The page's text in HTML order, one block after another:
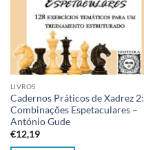
LIVROS
Cadernos Práticos de Xadrez 2:
Combinações Espetaculares –
António Gude
€12,19